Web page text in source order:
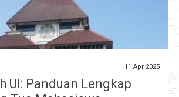
11 Apr 2025
UI: Panduan Lengkap